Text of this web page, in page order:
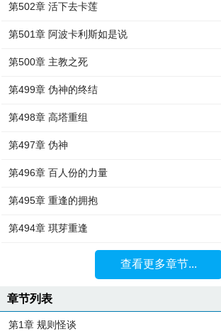
第502章 活下去卡莲
第501章 阿波卡利斯如是说
第500章 主教之死
第499章 伪神的终结
第498章 高塔重组
第497章 伪神
第496章 百人份的力量
第495章 重逢的拥抱
第494章 琪芽重逢
查看更多章节...
章节列表
第1章 规则怪谈